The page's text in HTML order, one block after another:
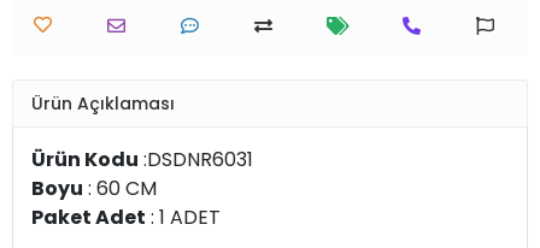
Ürün Açıklaması
Ürün Kodu :DSDNR6031
Boyu : 60 CM
Paket Adet : 1 ADET